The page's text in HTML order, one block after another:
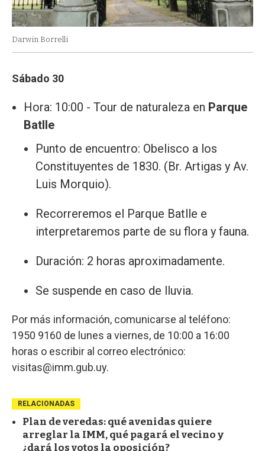
Darwin Borrelli
Sábado 30
Hora: 10:00 - Tour de naturaleza en Parque
Batlle
Punto de encuentro: Obelisco a los
Constituyentes de 1830. (Br. Artigas y Av.
Luis Morquio).
Recorreremos el Parque Batlle e
interpretaremos parte de su flora y fauna.
Duración: 2 horas aproximadamente.
Se suspende en caso de lluvia.
Por más información, comunicarse al teléfono:
1950 9160 de lunes a viernes, de 10:00 a 16:00
horas o escribir al correo electrónico:
visitas@imm.gub.uy.
RELACIONADAS
Plan de veredas: qué avenidas quiere
arreglar la IMM, qué pagará el vecino y
¿dará los votos la oposición?